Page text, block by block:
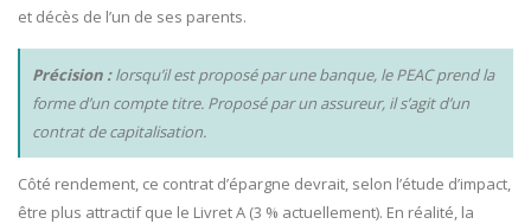
et décès de l’un de ses parents.
Précision :lorsqu’il est proposé par une banque, le PEAC prend la
forme d’un compte titre. Proposé par un assureur, il s’agit d’un
contrat de capitalisation.
Côté rendement, ce contrat d’épargne devrait, selon l’étude d’impact,
être plus attractif que le Livret A (3 % actuellement). En réalité, la